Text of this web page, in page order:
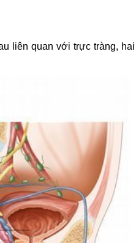
liên quan với trực tràng, hai